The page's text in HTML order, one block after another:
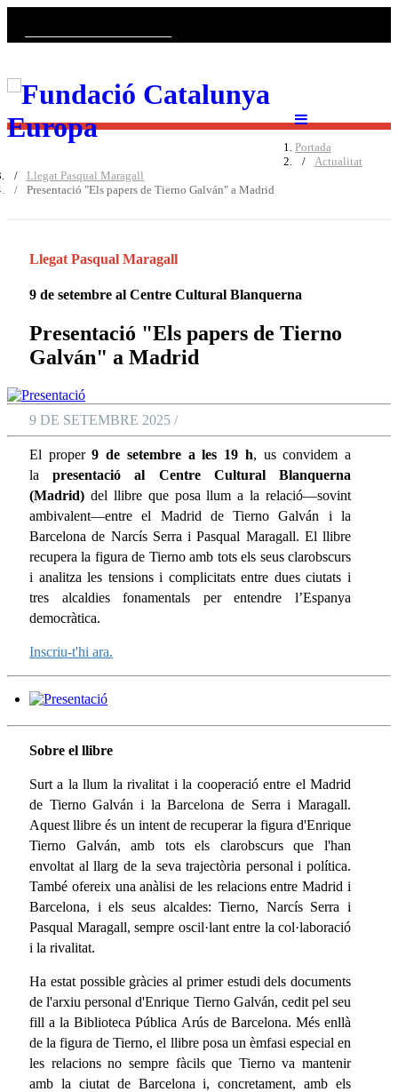
Portada
Actualitat
Llegat Pasqual Maragall
Presentació "Els papers de Tierno Galván" a Madrid
Llegat Pasqual Maragall
9 de setembre al Centre Cultural Blanquerna
Presentació "Els papers de Tierno
Galván" a Madrid
9 DE SETEMBRE 2025 /
El proper9 de setembre a les 19 h, us convidem a
lapresentació al Centre Cultural Blanquerna
(Madrid) del llibre que posa llum a la relació—sovint
ambivalent—entre el Madrid de Tierno Galván i la
Barcelona de Narcís Serra i Pasqual Maragall. El llibre
recupera la figura de Tierno amb tots els seus clarobscurs
i analitza les tensions i complicitats entre dues ciutats i
tres alcaldies fonamentals per entendre l’Espanya
democràtica.
Inscriu-t'hi ara.
Sobre el llibre
Surt a la llum la rivalitat i la cooperació entre el Madrid
de Tierno Galván i la Barcelona de Serra i Maragall.
Aquest llibre és un intent de recuperar la figura d'Enrique
Tierno Galván, amb tots els clarobscurs que l'han
envoltat al llarg de la seva trajectòria personal i política.
També ofereix una anàlisi de les relacions entre Madrid i
Barcelona, i els seus alcaldes: Tierno, Narcís Serra i
Pasqual Maragall, sempre oscil·lant entre la col·laboració
i la rivalitat.
Ha estat possible gràcies al primer estudi dels documents
de l'arxiu personal d'Enrique Tierno Galván, cedit pel seu
fill a la Biblioteca Pública Arús de Barcelona. Més enllà
de la figura de Tierno, el llibre posa un èmfasi especial en
les relacions no sempre fàcils que Tierno va mantenir
amb la ciutat de Barcelona i, concretament, amb els